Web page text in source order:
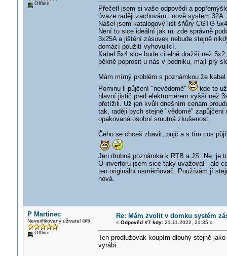
Offline
Přečetl jsem si vaše odpovědi a
úvaze raději zachovám i nově systém
Našel jsem katalogový list šňůry CGTG
Není to sice ideální jak mi zde správně
3x25A a jištění zásuvek nebude stejně
domácí použití vyhovující.
Kabel 5x4 sice bude citelně dražší než
pěkně poprosit u nás v podniku, mají prý
Mám mírný problém s poznámkou že
Pominu-li půjčení "nevědomě"
kde to už
hlavní jistič před elektroměrem vyšší než
přetížili. Už jen kvůli dnešním cenám
tak, raději bych stejně "vědomé"
opakovaná osobní smutná zkušenost.
Čeho se chceš zbavit, půjč a s tím cos
Jen drobná poznámka k RTB a JS: Ne, je
O invertoru jsem sice taky uvažoval - ale
ten originální usměrňovač. Používám jí
nová.
P Martinec
Neverifikovaný uživatel @5
Offline
Re: Mám zvolit v domku systém
« Odpověď #7 kdy:21.11.2022, 21:35 »
Ten prodlužovák koupím dlouhý stejně
vyrábí.